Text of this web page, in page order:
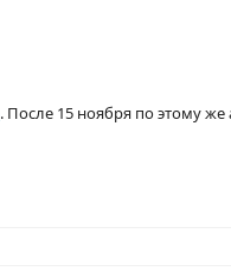
. После 15 ноября по этому